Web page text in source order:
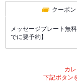
クーポン
メッセージプレート無
でに要予約】
カ
下記ボタン